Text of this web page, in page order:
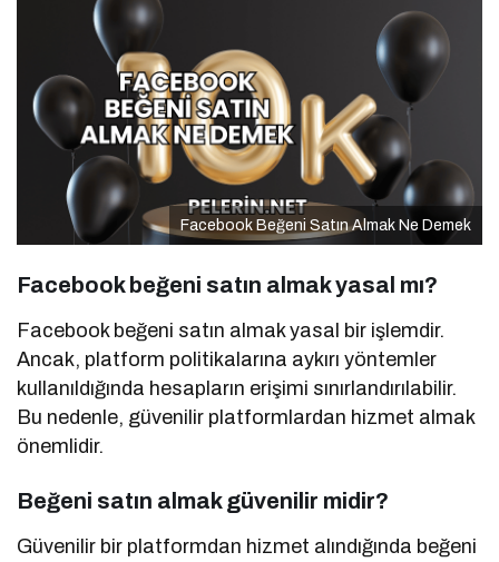
Facebook Beğeni Satın Almak Ne Demek
Facebook beğeni satın almak yasal mı?
Facebook beğeni satın almak yasal bir işlemdir.
Ancak, platform politikalarına aykırı yöntemler
kullanıldığında hesapların erişimi sınırlandırılabilir.
Bu nedenle, güvenilir platformlardan hizmet almak
önemlidir.
Beğeni satın almak güvenilir midir?
Güvenilir bir platformdan hizmet alındığında beğeni